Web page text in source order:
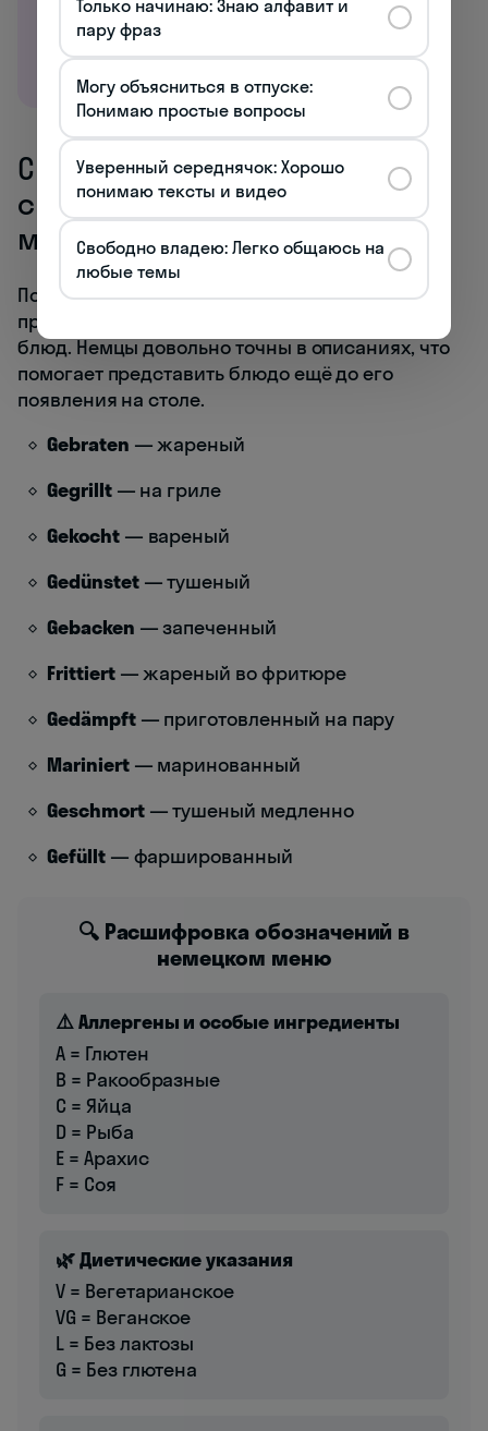
Способы приготовления и
специальные обозначения в
меню
Понимание терминов, описывающих способы
приготовления, значительно облегчает выбор
блюд. Немцы довольно точны в описаниях, что
помогает представить блюдо ещё до его
появления на столе.
Gebraten — жареный
Gegrillt— на гриле
Gekocht— вареный
Gedünstet— тушеный
Gebacken — запеченный
Frittiert— жареный во фритюре
Gedämpft— приготовленный на пару
Mariniert— маринованный
Geschmort— тушеный медленно
Gefüllt— фаршированный
🔍 Расшифровка обозначений в
немецком меню
⚠️ Аллергены и особые ингредиенты
A = Глютен
B = Ракообразные
C = Яйца
D = Рыба
E = Арахис
F = Соя
🌿 Диетические указания
V = Вегетарианское
VG = Веганское
L = Без лактозы
G = Без глютена
Только начинаю: Знаю алфавит и
пару фраз
Могу объясниться в отпуске:
Понимаю простые вопросы
Уверенный середнячок: Хорошо
понимаю тексты и видео
Свободно владею: Легко общаюсь на
любые темы